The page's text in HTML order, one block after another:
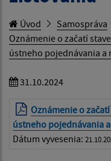
Úvod Samospráva
Oznámenie o začatí
ústneho pojednávania a
31.10.2024
Oznámenie o
ústneho pojednávania
Dátum vyvesenia: